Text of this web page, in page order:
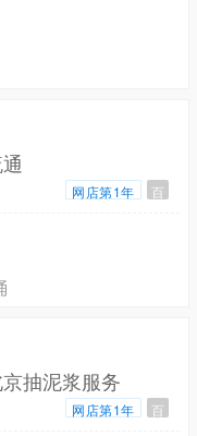
网店第1年 百
抽泥浆服务
网店第1年 百